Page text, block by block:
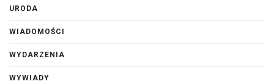
URODA
WIADOMOŚCI
WYDARZENIA
WYWIADY